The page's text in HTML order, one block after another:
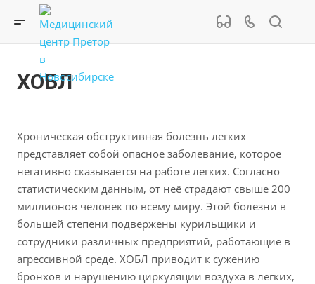
ХОБЛ
Хроническая обструктивная болезнь легких
представляет собой опасное заболевание, которое
негативно сказывается на работе легких. Согласно
статистическим данным, от неё страдают свыше 200
миллионов человек по всему миру. Этой болезни в
большей степени подвержены курильщики и
сотрудники различных предприятий, работающие в
агрессивной среде. ХОБЛ приводит к сужению
бронхов и нарушению циркуляции воздуха в легких,